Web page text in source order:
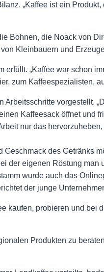
„Kaffee ist ein
Bohnen, die Noack von
Kleinbauern und
„Kaffee war schon
zum Kaffeespezialisten,
vorgestellt.
Kaffeesack öffnet und
nur das
Geschmack des Getränks
der eigenen Röstung
wurde auch das
der junge
kaufen, probieren und
Produkten zu